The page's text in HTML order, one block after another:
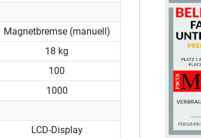
Magnetbremse (manuell)
18 kg
100
1000
LCD-Display